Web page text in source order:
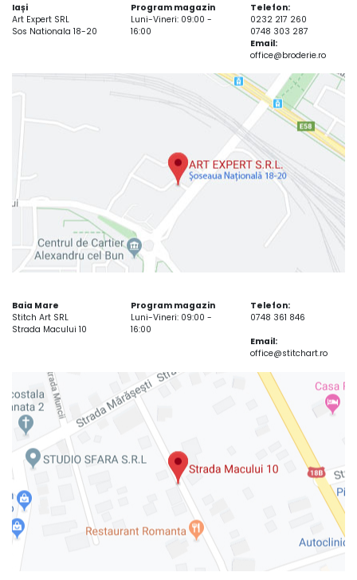
Iași
Art Expert SRL
Sos Nationala 18-20
Program magazin
Luni-Vineri: 09:00 -
16:00
Telefon:
0232 217 260
0748 303 287
Email:
office@broderie.ro
Baia Mare
Stitch Art SRL
Strada Macului 10
Program magazin
Luni-Vineri: 09:00 -
16:00
Telefon:
0748 361 846
Email:
office@stitchart.ro